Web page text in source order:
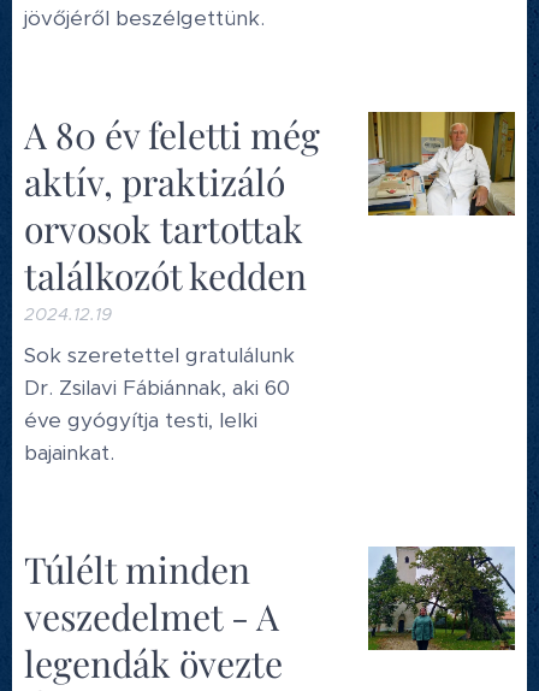
jövőjéről beszélgettünk.
A 80 év feletti még
aktív, praktizáló
orvosok tartottak
találkozót kedden
2024.12.19
Sok szeretettel gratulálunk
Dr. Zsilavi Fábiánnak, aki 60
éve gyógyítja testi, lelki
bajainkat.
Túlélt minden
veszedelmet - A
legendák övezte